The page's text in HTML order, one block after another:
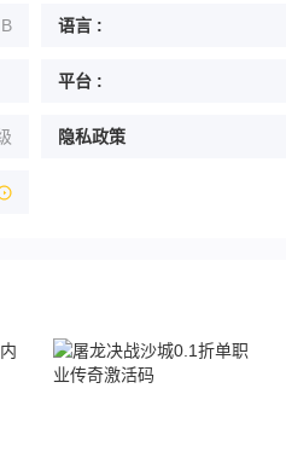
语言 :
平台 :
隐私政策